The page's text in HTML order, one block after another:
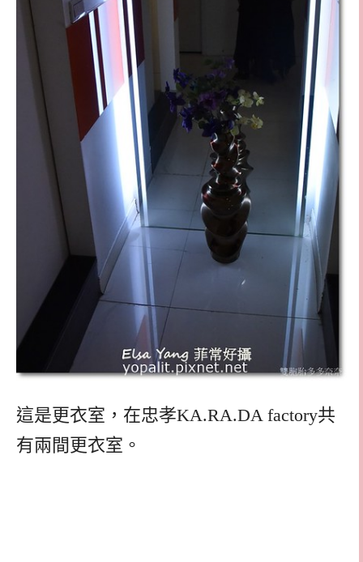
這是更衣室，在忠孝KA.RA.DA factory共
有兩間更衣室。